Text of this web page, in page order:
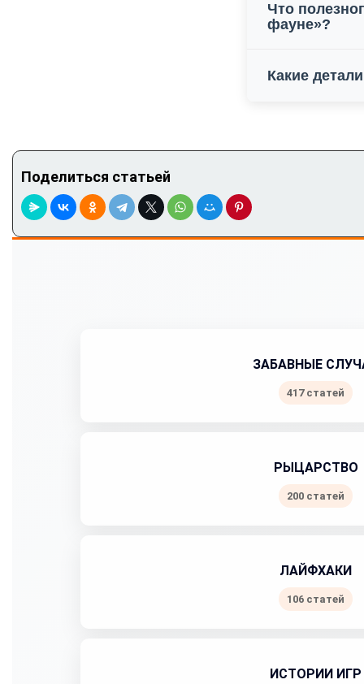
Что
фауне»?
Какие
Поделиться статьей
ЗАБАВНЫЕ
417 статей
РЫЦАРСТВО
200 статей
ЛАЙФХАКИ
106 статей
ИСТОРИИ ИГР